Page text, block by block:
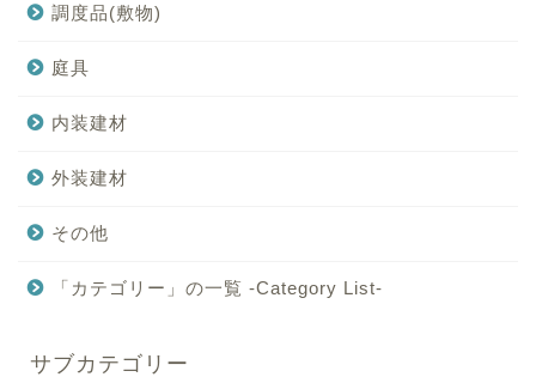
調度品(敷物)
庭具
内装建材
外装建材
その他
「カテゴリー」の一覧 -Category List-
サブカテゴリー